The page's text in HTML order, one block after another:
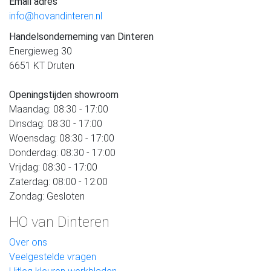
info@hovandinteren.nl
Handelsonderneming van Dinteren
Energieweg 30
6651 KT Druten
Openingstijden showroom
Maandag: 08:30 - 17:00
Dinsdag: 08:30 - 17:00
Woensdag: 08:30 - 17:00
Donderdag: 08:30 - 17:00
Vrijdag: 08:30 - 17:00
Zaterdag: 08:00 - 12:00
Zondag: Gesloten
HO van Dinteren
Over ons
Veelgestelde vragen